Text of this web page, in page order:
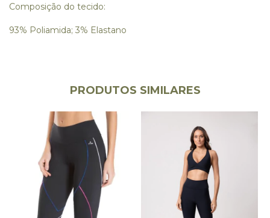
Composição do tecido:
93% Poliamida; 3% Elastano
PRODUTOS SIMILARES